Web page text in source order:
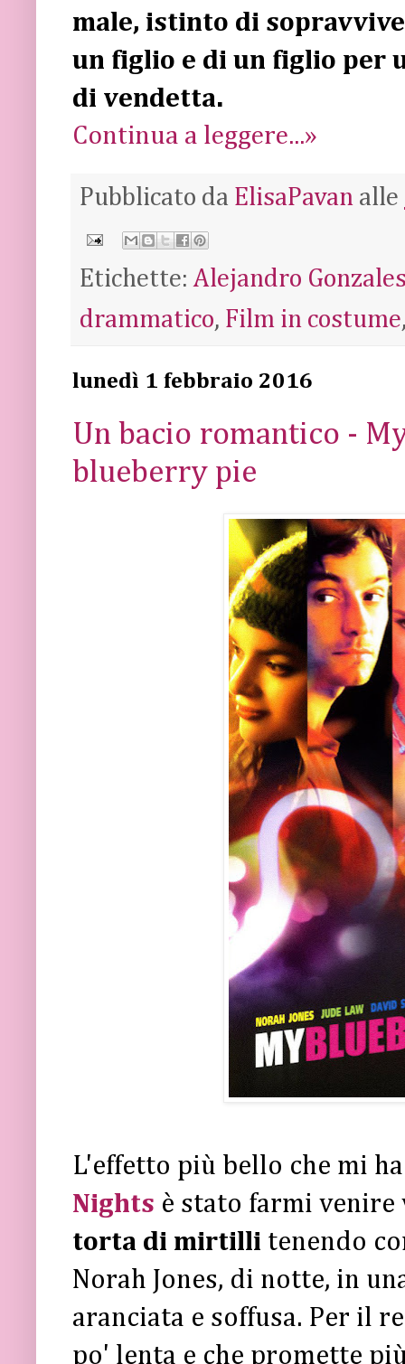
male, istinto di
un figlio e di un figlio per
di vendetta.
Continua a leggere...»
Pubblicato da ElisaPavan alle
Etichette:Alejandro
drammatico, Film in costume
lunedì 1 febbraio 2016
Un bacio romantico -
blueberry pie
L'effetto più bello che mi
Nights è stato farmi
torta di mirtilli tenendo
Norah Jones, di notte, in
aranciata e soffusa. Per il
po' lenta e che promette